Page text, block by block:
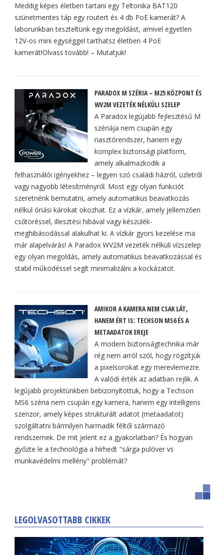
Meddig képes életben tartani egy Teltonika BAT120
szünetmentes táp egy routert és 4 db PoE kamerát? A
laborunkban teszteltünk egy megoldást, amivel egyetlen
12V-os mini egységgel tarthatsz életben 4 PoE
kamerát!Olvass tovább! – Mutatjuk!
PARADOX M SZÉRIA – M25 KÖZPONT ÉS
WV2M VEZETÉK NÉLKÜLI SZELEP
A Paradox legújabb fejlesztésű M
szériája nem csupán egy
riasztórendszer, hanem egy
komplex biztonsági platform,
amely alkalmazkodik a
felhasználói igényekhez – legyen szó családi házról, üzletről
vagy nagyobb létesítményről. Most egy olyan funkciót
szeretnénk bemutatni, amely automatikus beavatkozás
nélkül óriási károkat okozhat. Ez a vízkár, amely jellemzően
csőtöréssel, illesztési hibával vagy készülék-
meghibásodással alakulhat ki. A vízkár gyors kezelése ma
már alapelvárás! A Paradox WV2M vezeték nélküli vízszelep
egy olyan megoldás, amely automatikus beavatkozással és
stabil működéssel segít minimalizálni a kockázatot.
AMIKOR A KAMERA NEM CSAK LÁT,
HANEM ÉRT IS: TECHSON MS6 ÉS A
METAADATOK EREJE
A modern biztonságtechnika már
rég nem arról szól, hogy rögzítjük
a pixelsorokat egy merevlemezre.
A valódi érték az adatban rejlik. A
legújabb projektünkben bebizonyítottuk, hogy a Techson
MS6 széria nem csupán egy kamera, hanem egy intelligens
szenzor, amely képes strukturált adatot (metaadatot)
szolgáltatni bármilyen harmadik féltől származó
rendszernek. De mit jelent ez a gyakorlatban? És hogyan
győzte le a technológia a hírhedt "sárga pulóver vs
munkavédelmi mellény" problémát?
LEGOLVASOTTABB CIKKEK